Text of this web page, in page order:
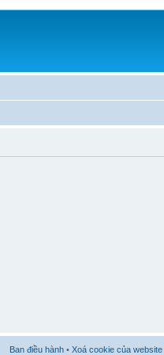
Ban điều hành • Xoá cookie của website